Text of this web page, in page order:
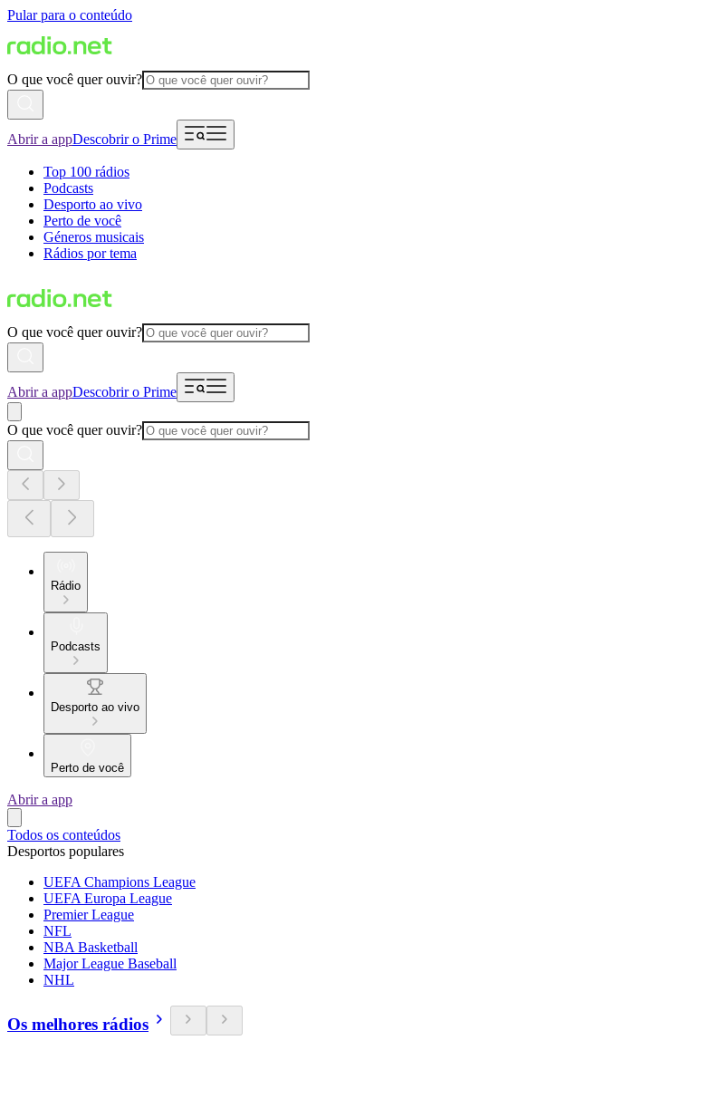
Pular para o conteúdo
O que você quer ouvir?
Abrir a appDescobrir o Prime
Top 100 rádios
Podcasts
Desporto ao vivo
Perto de você
Géneros musicais
Rádios por tema
O que você quer ouvir?
Abrir a appDescobrir o Prime
O que você quer ouvir?
Rádio
Podcasts
Desporto ao vivo
Perto de você
Abrir a app
Todos os conteúdos
Desportos populares
UEFA Champions League
UEFA Europa League
Premier League
NFL
NBA Basketball
Major League Baseball
NHL
Os melhores rádios